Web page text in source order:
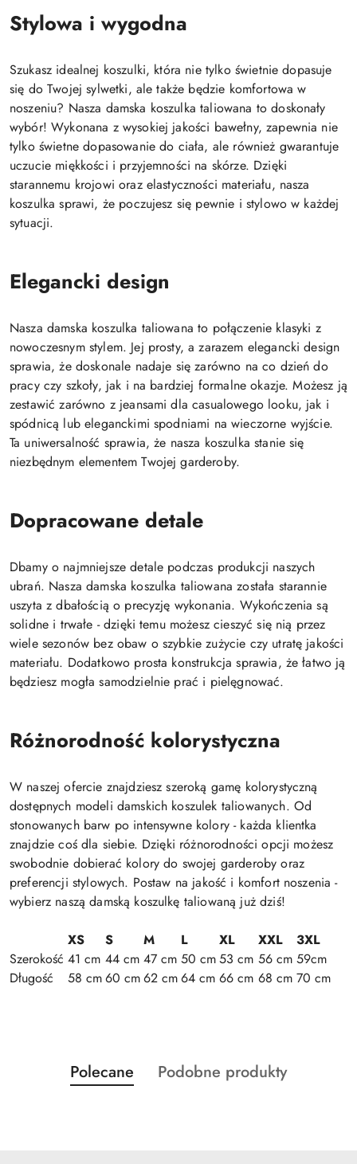
Stylowa i wygodna
Szukasz idealnej koszulki, która nie tylko świetnie dopasuje
się do Twojej sylwetki, ale także będzie komfortowa w
noszeniu? Nasza damska koszulka taliowana to doskonały
wybór! Wykonana z wysokiej jakości bawełny, zapewnia nie
tylko świetne dopasowanie do ciała, ale również gwarantuje
uczucie miękkości i przyjemności na skórze. Dzięki
starannemu krojowi oraz elastyczności materiału, nasza
koszulka sprawi, że poczujesz się pewnie i stylowo w każdej
sytuacji.
Elegancki design
Nasza damska koszulka taliowana to połączenie klasyki z
nowoczesnym stylem. Jej prosty, a zarazem elegancki design
sprawia, że doskonale nadaje się zarówno na co dzień do
pracy czy szkoły, jak i na bardziej formalne okazje. Możesz ją
zestawić zarówno z jeansami dla casualowego looku, jak i
spódnicą lub eleganckimi spodniami na wieczorne wyjście.
Ta uniwersalność sprawia, że nasza koszulka stanie się
niezbędnym elementem Twojej garderoby.
Dopracowane detale
Dbamy o najmniejsze detale podczas produkcji naszych
ubrań. Nasza damska koszulka taliowana została starannie
uszyta z dbałością o precyzję wykonania. Wykończenia są
solidne i trwałe - dzięki temu możesz cieszyć się nią przez
wiele sezonów bez obaw o szybkie zużycie czy utratę jakości
materiału. Dodatkowo prosta konstrukcja sprawia, że łatwo ją
będziesz mogła samodzielnie prać i pielęgnować.
Różnorodność kolorystyczna
W naszej ofercie znajdziesz szeroką gamę kolorystyczną
dostępnych modeli damskich koszulek taliowanych. Od
stonowanych barw po intensywne kolory - każda klientka
znajdzie coś dla siebie. Dzięki różnorodności opcji możesz
swobodnie dobierać kolory do swojej garderoby oraz
preferencji stylowych. Postaw na jakość i komfort noszenia -
wybierz naszą damską koszulkę taliowaną już dziś!
XS S M L XL XXL
3XL
Szerokość 41 cm 44 cm 47 cm 50 cm53 cm 56 cm 59cm
Długość
58 cm60 cm62 cm64 cm 66 cm 68 cm 70 cm
Pomiń karuzelę produktów
Produkty
o
Polecane
Produkty
Podobne produkty